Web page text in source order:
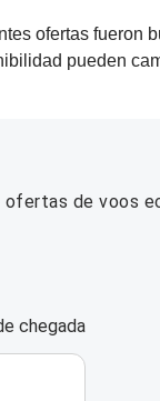
ofertas fueron
pueden
ofertas de voos
chegada
de agosto de